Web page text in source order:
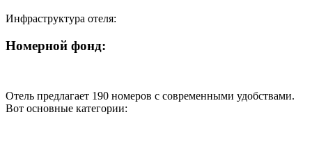
Инфраструктура отеля:
Номерной фонд:
Отель предлагает 190 номеров с современными удобствами.
Вот основные категории: